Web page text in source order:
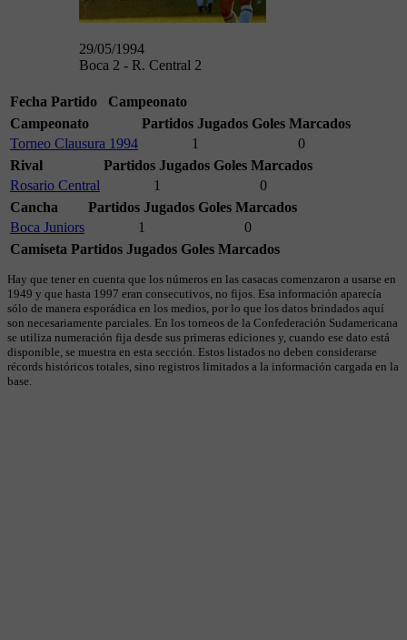
29/05/1994
Boca 2 - R. Central 2
Fecha Partido
Campeonato
Campeonato
Partidos Jugados Goles Marcados
Torneo Clausura 1994
1
0
Rival
Partidos Jugados Goles Marcados
Rosario Central
1
0
Cancha
Partidos Jugados Goles Marcados
Boca Juniors
1
0
Camiseta Partidos Jugados Goles Marcados
Hay que tener en cuenta que los números en las casacas comenzaron a usarse en
1949 y que hasta 1997 eran consecutivos, no fijos. Esa información aparecía
sólo de manera esporádica en los medios, por lo que los datos brindados aquí
son necesariamente parciales. En los torneos de la Confederación Sudamericana
se utiliza numeración fija desde sus primeras ediciones y, cuando ese dato está
disponible, se muestra en esta sección. Estos listados no deben considerarse
récords históricos totales, sino registros limitados a la información cargada en la
base.